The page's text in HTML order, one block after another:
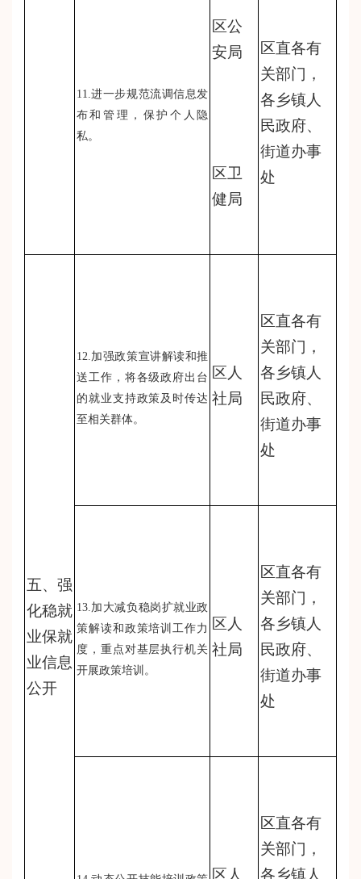
11.进一步规范流调信息发
布和管理，保护个人隐
私。
区公
安局
区卫
健局
区直各有
关部门，
各乡镇人
民政府、
街道办事
处
五、强
化稳就
业保就
业信息
公开
12.加强政策宣讲解读和推
送工作，将各级政府出台
的就业支持政策及时传达
至相关群体。
区人
社局
区直各有
关部门，
各乡镇人
民政府、
街道办事
处
13.加大减负稳岗扩就业政
策解读和政策培训工作力
度，重点对基层执行机关
开展政策培训。
区人
社局
区直各有
关部门，
各乡镇人
民政府、
街道办事
处
区人
区直各有
关部门，
各乡镇人